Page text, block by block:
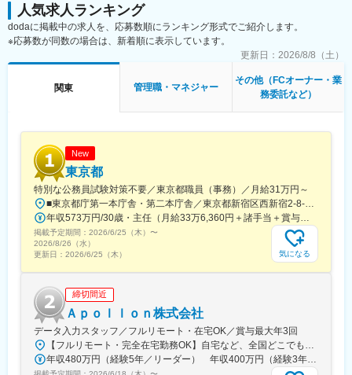
変更の範囲：会社の定める業務
・ブランド戦略
・予算計画
・MD企画
・生産計画
・在庫管理
・財務・会計
◎ブランド事業とマテリアル事業がございます。
マテリアル事業は素材研究開発と販売の事業となっており、カポ
ックに纏わるシートと原料の販売を行います。COOのポジション
ではブランド事業とマテリアル事業を統括していただくポジショ
ンとなります。
■組織構成：MD・生産・企画のスタッフが在籍しております。
（社員3名・業務委託12名ほど）
■自社ブランド：
◎「KAPOK KNOT」https://kapok-knot.com/pages/story
東南アジアなどに自生している樹木「カポック」の実から繊維を
採取し、中綿に使ったコートを開発したしています。
湿気を吸って発熱するほか、繊維の中が空洞で空気を含むため、
羽毛をつかった「ダウンコート」並みの暖かさを得られます。 樹
木の伐採や鳥の羽を引き抜く必要がなく、環境負荷の小さい服で
人気求人ランキング
dodaに掲載中の求人を、応募数順にランキング形式でご紹介します。
※応募数が同数の場合は、新着順に表示しています。
更新日： 2026/8/8（土）
関東 管理職・マネジャー
その他（FCオーナー・業
務委託など）
New
東京都
特別な公務員試験対策不要／東京都職員（事務）／月給31万円～
掲載予定期間： 2026/6/25（木） 〜
2026/8/26（水）
更新日： 2026/6/25（木） 気になる
締切間近
Ａｐｏｌｌｏｎ株式会社
データ入力スタッフ／フルリモート・在宅OK／賞与最大年3回